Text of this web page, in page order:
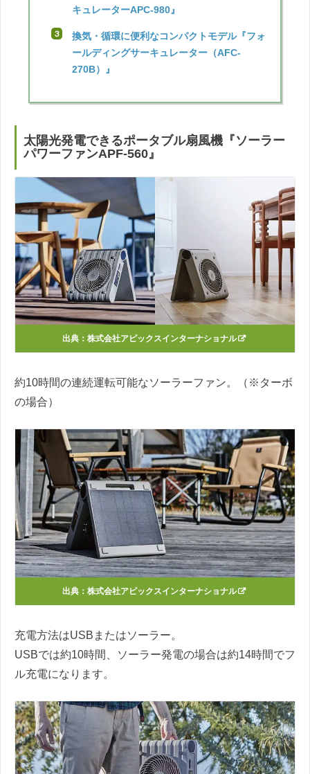
キュレーターAPC-980』
換気・循環に便利なコンパクトモデル『フォ
ールディングサーキュレーター（AFC-
270B）』
太陽光発電できるポータブル扇風機『ソーラー
パワーファンAPF-560』
出典： 株式会社アピックスインターナショナル
約10時間の連続運転可能なソーラーファン。（※ターボ
の場合）
出典： 株式会社アピックスインターナショナル
充電方法はUSBまたはソーラー。
USBでは約10時間、ソーラー発電の場合は約14時間でフ
ル充電になります。